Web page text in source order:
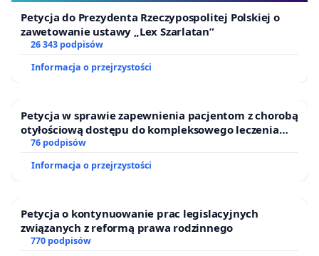
W imieniu inicjatywy Wspólny Las - Anna Treit
inicjatywa@wspolnylas
www.wspolnylas.pl
Petycja do Prezydenta Rzeczypospolitej Polskiej o
zawetowanie ustawy „Lex Szarlatan”
26 343 podpisów
Informacja o przejrzystości
Petycja w sprawie zapewnienia pacjentom z chorobą
otyłościową dostępu do kompleksowego leczenia
oraz programów profilaktycznych.
76 podpisów
Informacja o przejrzystości
Petycja o kontynuowanie prac legislacyjnych
związanych z reformą prawa rodzinnego
770 podpisów